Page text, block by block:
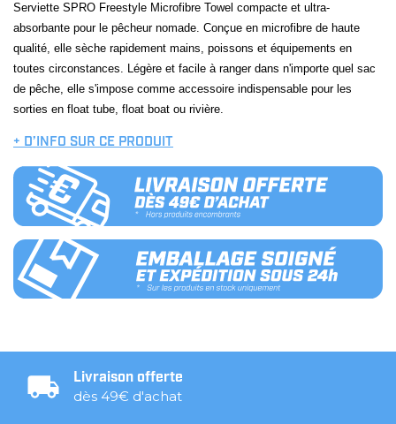
Serviette SPRO Freestyle Microfibre Towel compacte et ultra-
absorbante pour le pêcheur nomade. Conçue en microfibre de haute
qualité, elle sèche rapidement mains, poissons et équipements en
toutes circonstances. Légère et facile à ranger dans n'importe quel sac
de pêche, elle s'impose comme accessoire indispensable pour les
sorties en float tube, float boat ou rivière.
+ D’INFO SUR CE PRODUIT
Livraison offerte
dès 49€ d'achat